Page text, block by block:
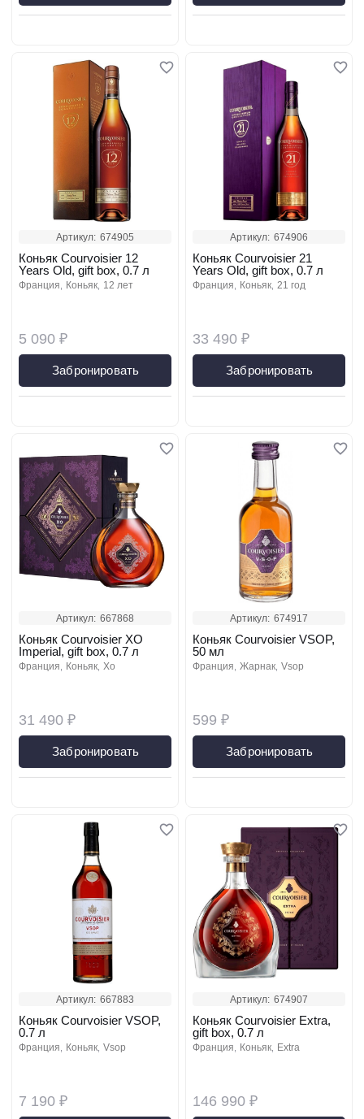
Артикул: 674905
5 090 ₽
Коньяк Courvoisier 12
Years Old, gift box, 0.7 л
франция коньяк 12 лет
Забронировать
Артикул: 674906
33 490 ₽
Коньяк Courvoisier 21
Years Old, gift box, 0.7 л
франция коньяк 21 год
Забронировать
Артикул: 667868
31 490 ₽
Коньяк Courvoisier XO
Imperial, gift box, 0.7 л
франция коньяк xo
Забронировать
Артикул: 674917
599 ₽
Коньяк Courvoisier VSOP,
50 мл
франция жарнак vsop
Забронировать
Артикул: 667883
7 190 ₽
Коньяк Courvoisier VSOP,
0.7 л
франция коньяк vsop
Артикул: 674907
146 990 ₽
Коньяк Courvoisier Extra,
gift box, 0.7 л
франция коньяк extra